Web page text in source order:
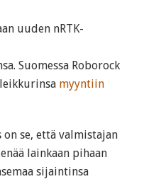
uuden nRTK-
Suomessa Roborock
myyntiin
se, että valmistajan
lainkaan pihaan
sijaintinsa